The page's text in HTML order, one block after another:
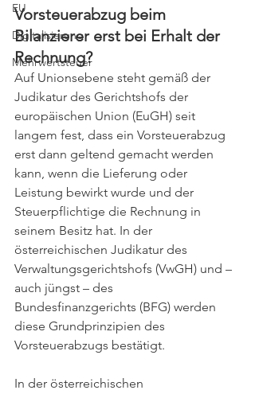
EU
Digitalisierung
Mehrwertsteuer
Vorsteuerabzug beim
Bilanzierer erst bei Erhalt der
Rechnung?
Auf Unionsebene steht gemäß der
Judikatur des Gerichtshofs der
europäischen Union (EuGH) seit
langem fest, dass ein Vorsteuerabzug
erst dann geltend gemacht werden
kann, wenn die Lieferung oder
Leistung bewirkt wurde und der
Steuerpflichtige die Rechnung in
seinem Besitz hat. In der
österreichischen Judikatur des
Verwaltungsgerichtshofs (VwGH) und –
auch jüngst – des
Bundesfinanzgerichts (BFG) werden
diese Grundprinzipien des
Vorsteuerabzugs bestätigt.
In der österreichischen